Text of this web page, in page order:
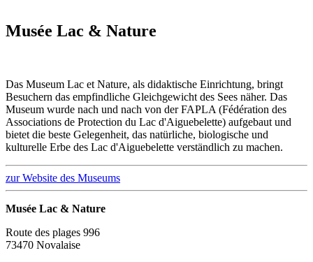
Musée Lac & Nature
Das Museum Lac et Nature, als didaktische Einrichtung, bringt
Besuchern das empfindliche Gleichgewicht des Sees näher. Das
Museum wurde nach und nach von der FAPLA (Fédération des
Associations de Protection du Lac d'Aiguebelette) aufgebaut und
bietet die beste Gelegenheit, das natürliche, biologische und
kulturelle Erbe des Lac d'Aiguebelette verständlich zu machen.
zur Website des Museums
Musée Lac & Nature
Route des plages 996
73470 Novalaise